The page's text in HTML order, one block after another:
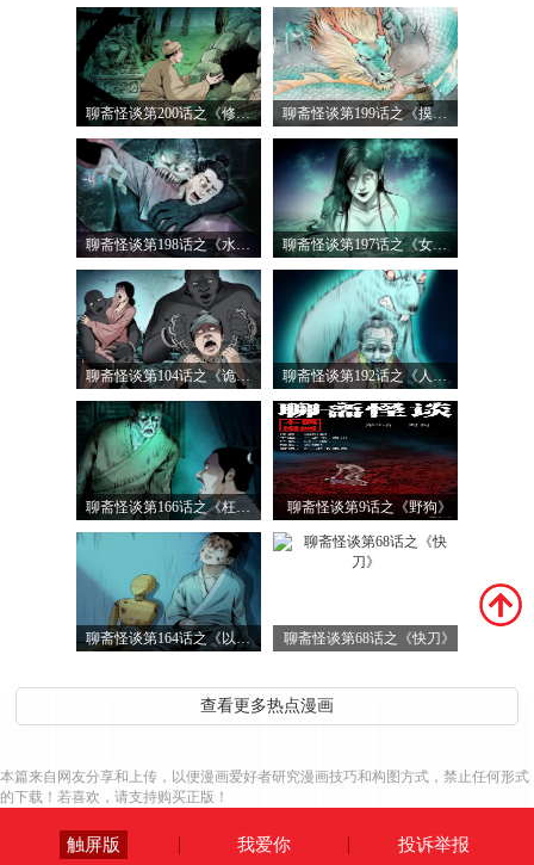
聊斋怪谈第200话之《修墓》 聊斋怪谈第199话之《摸龙得福》
聊斋怪谈第198话之《水猴子拖人》 聊斋怪谈第197话之《女色鬼》
聊斋怪谈第104话之《诡事两则》 聊斋怪谈第192话之《人身鼠魂》
聊斋怪谈第166话之《枉死的奸夫淫妇》 聊斋怪谈第9话之《野狗》
聊斋怪谈第164话之《以恶制恶》 聊斋怪谈第68话之《快刀》
查看更多热点漫画
本篇来自网友分享和上传，以便漫画爱好者研究漫画技巧和构图方式，禁止任何形式
的下载！若喜欢，请支持购买正版！
触屏版 我爱你 投诉举报